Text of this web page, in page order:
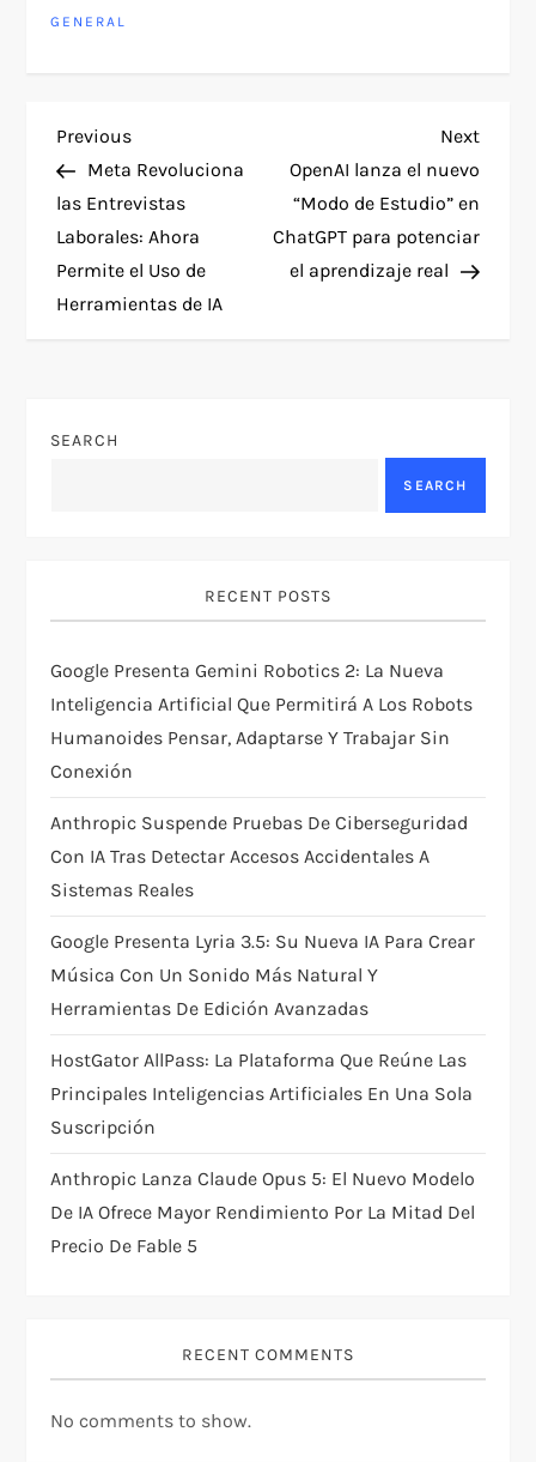
GENERAL
P
o
s
t
a
a
t
i
o
n
Previous
Post
Previous
Meta Revoluciona
las Entrevistas
Laborales: Ahora
Permite el Uso de
Herramientas de IA
Next
Post
Next
OpenAI lanza el nuevo
“Modo de Estudio” en
ChatGPT para potenciar
el aprendizaje real
SEARCH
SEARCH
RECENT POSTS
Google Presenta Gemini Robotics 2: La Nueva
Inteligencia Artificial Que Permitirá A Los Robots
Humanoides Pensar, Adaptarse Y Trabajar Sin
Conexión
Anthropic Suspende Pruebas De Ciberseguridad
Con IA Tras Detectar Accesos Accidentales A
Sistemas Reales
Google Presenta Lyria 3.5: Su Nueva IA Para Crear
Música Con Un Sonido Más Natural Y
Herramientas De Edición Avanzadas
HostGator AllPass: La Plataforma Que Reúne Las
Principales Inteligencias Artificiales En Una Sola
Suscripción
Anthropic Lanza Claude Opus 5: El Nuevo Modelo
De IA Ofrece Mayor Rendimiento Por La Mitad Del
Precio De Fable 5
RECENT COMMENTS
No comments to show.